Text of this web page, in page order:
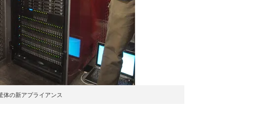
体の新アプライアンス